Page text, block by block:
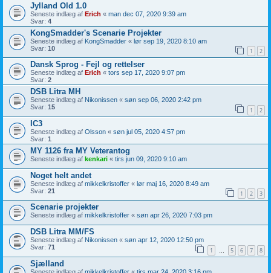
Jylland Old 1.0
Seneste indlæg af Erich « man dec 07, 2020 9:39 am
Svar: 4
KongSmadder's Scenarie Projekter
Seneste indlæg af KongSmadder « lør sep 19, 2020 8:10 am
Svar: 10 1 2
Dansk Sprog - Fejl og rettelser
Seneste indlæg af Erich « tors sep 17, 2020 9:07 pm
Svar: 2
DSB Litra MH
Seneste indlæg af Nikonissen « søn sep 06, 2020 2:42 pm
Svar: 15 1 2
IC3
Seneste indlæg af Olsson « søn jul 05, 2020 4:57 pm
Svar: 1
MY 1126 fra MY Veterantog
Seneste indlæg af kenkari « tirs jun 09, 2020 9:10 am
Noget helt andet
Seneste indlæg af mikkelkristoffer « lør maj 16, 2020 8:49 am
Svar: 21 1 2 3
Scenarie projekter
Seneste indlæg af mikkelkristoffer « søn apr 26, 2020 7:03 pm
DSB Litra MM/FS
Seneste indlæg af Nikonissen « søn apr 12, 2020 12:50 pm
Svar: 71 1 5 6 7 8
Sjælland